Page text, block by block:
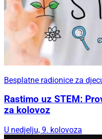
Besplatne radionice za
Rastimo uz STEM:
za kolovoz
U nedjelju, 9. kolovoza